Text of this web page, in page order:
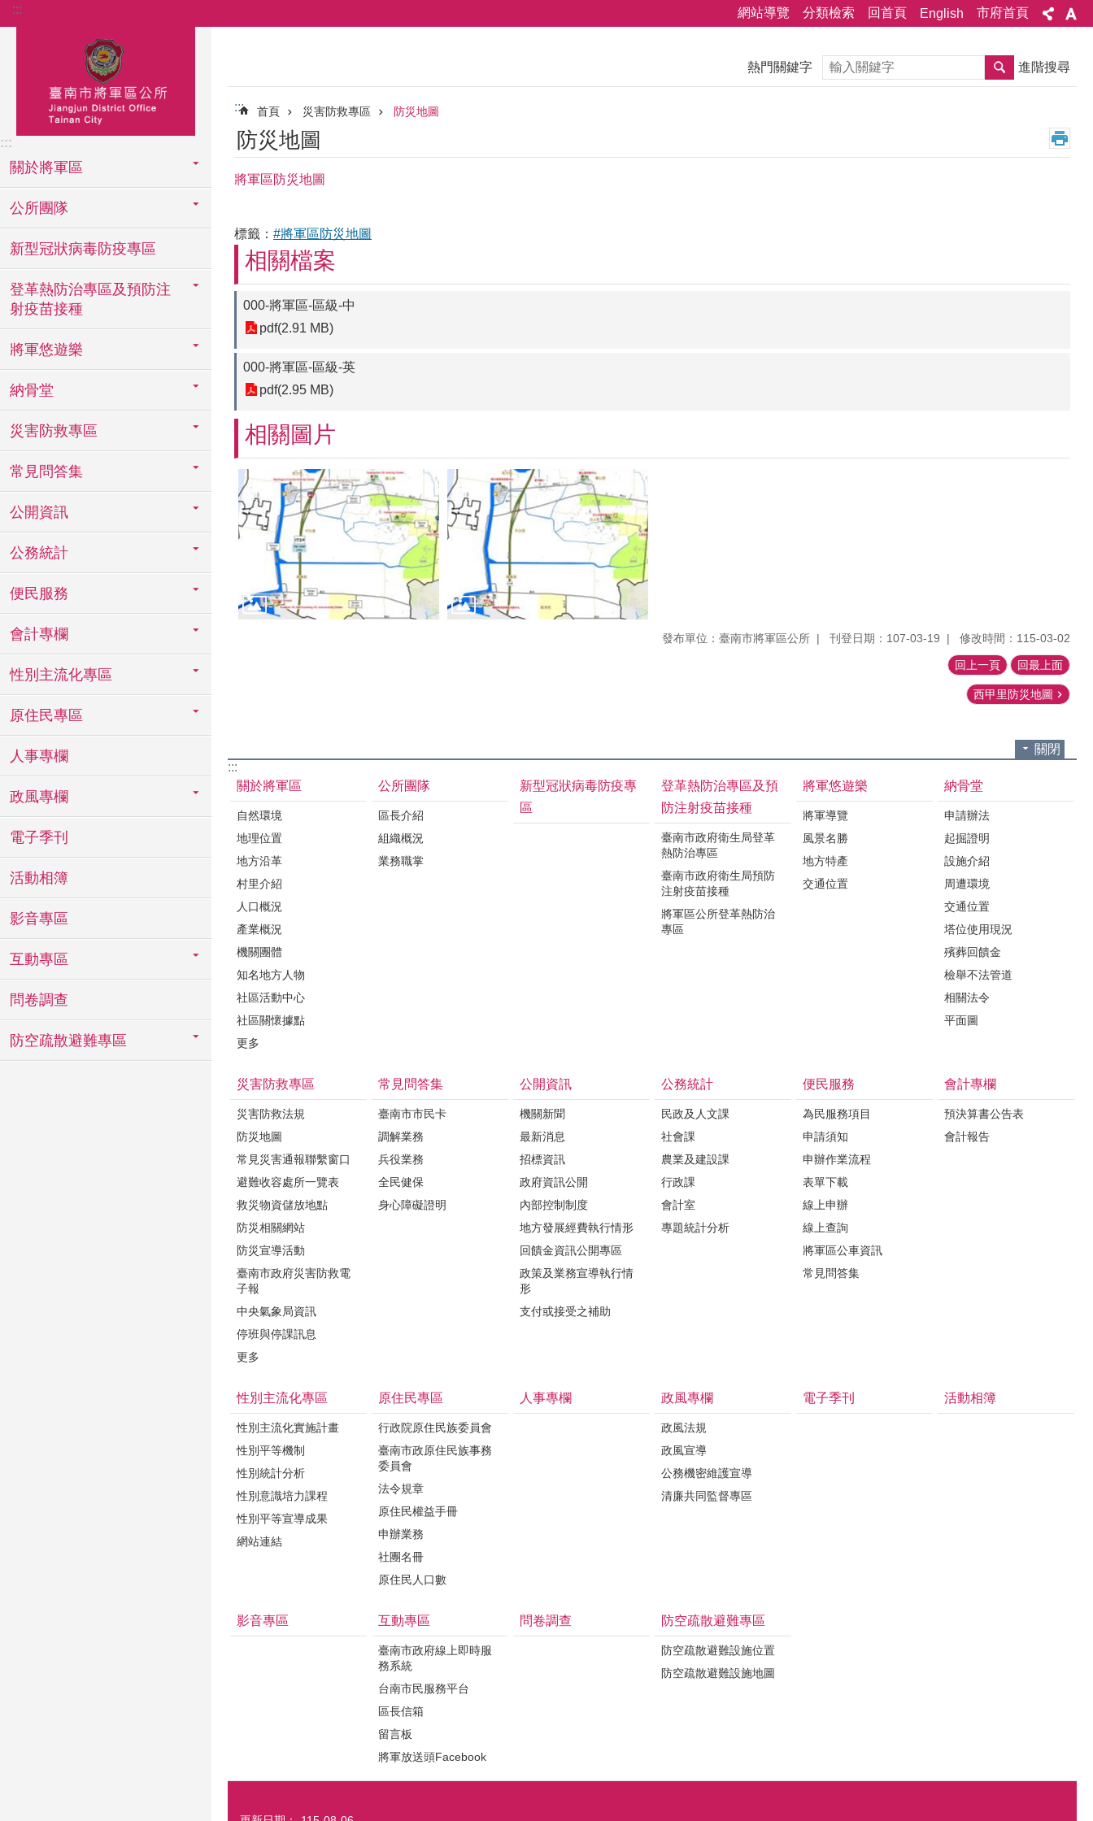
跳到主要內容區塊
::: 網站導覽 分類檢索 回首頁 English 市府首頁
:::
關於將軍區
公所團隊
新型冠狀病毒防疫專區
登革熱防治專區及預防注
射疫苗接種
將軍悠遊樂
納骨堂
災害防救專區
常見問答集
公開資訊
公務統計
便民服務
會計專欄
性別主流化專區
原住民專區
人事專欄
政風專欄
電子季刊
活動相簿
影音專區
互動專區
問卷調查
防空疏散避難專區
熱門關鍵字 搜尋 進階搜尋
::: 首頁 災害防救專區 防災地圖
防災地圖
將軍區防災地圖
標籤： #將軍區防災地圖
相關檔案
000-將軍區-區級-中
pdf(2.91 MB)
000-將軍區-區級-英
pdf(2.95 MB)
相關圖片
發布單位：臺南市將軍區公所 刊登日期：107-03-19 修改時間：115-03-02
回上一頁 回最上面
西甲里防災地圖
關閉
:::
關於將軍區
自然環境
地理位置
地方沿革
村里介紹
人口概況
產業概況
機關團體
知名地方人物
社區活動中心
社區關懷據點
更多
公所團隊
區長介紹
組織概況
業務職掌
新型冠狀病毒防疫專
區
登革熱防治專區及預
防注射疫苗接種
臺南市政府衛生局登革
熱防治專區
臺南市政府衛生局預防
注射疫苗接種
將軍區公所登革熱防治
專區
將軍悠遊樂
將軍導覽
風景名勝
地方特產
交通位置
納骨堂
申請辦法
起掘證明
設施介紹
周遭環境
交通位置
塔位使用現況
殯葬回饋金
檢舉不法管道
相關法令
平面圖
災害防救專區
災害防救法規
防災地圖
常見災害通報聯繫窗口
避難收容處所一覽表
救災物資儲放地點
防災相關網站
防災宣導活動
臺南市政府災害防救電
子報
中央氣象局資訊
停班與停課訊息
更多
常見問答集
臺南市市民卡
調解業務
兵役業務
全民健保
身心障礙證明
公開資訊
機關新聞
最新消息
招標資訊
政府資訊公開
內部控制制度
地方發展經費執行情形
回饋金資訊公開專區
政策及業務宣導執行情
形
支付或接受之補助
公務統計
民政及人文課
社會課
農業及建設課
行政課
會計室
專題統計分析
便民服務
為民服務項目
申請須知
申辦作業流程
表單下載
線上申辦
線上查詢
將軍區公車資訊
常見問答集
會計專欄
預決算書公告表
會計報告
性別主流化專區
性別主流化實施計畫
性別平等機制
性別統計分析
性別意識培力課程
性別平等宣導成果
網站連結
原住民專區
行政院原住民族委員會
臺南市政原住民族事務
委員會
法令規章
原住民權益手冊
申辦業務
社團名冊
原住民人口數
人事專欄 政風專欄
政風法規
政風宣導
公務機密維護宣導
清廉共同監督專區
電子季刊 活動相簿
影音專區 互動專區
臺南市政府線上即時服
務系統
台南市民服務平台
區長信箱
留言板
將軍放送頭Facebook
問卷調查 防空疏散避難專區
防空疏散避難設施位置
防空疏散避難設施地圖